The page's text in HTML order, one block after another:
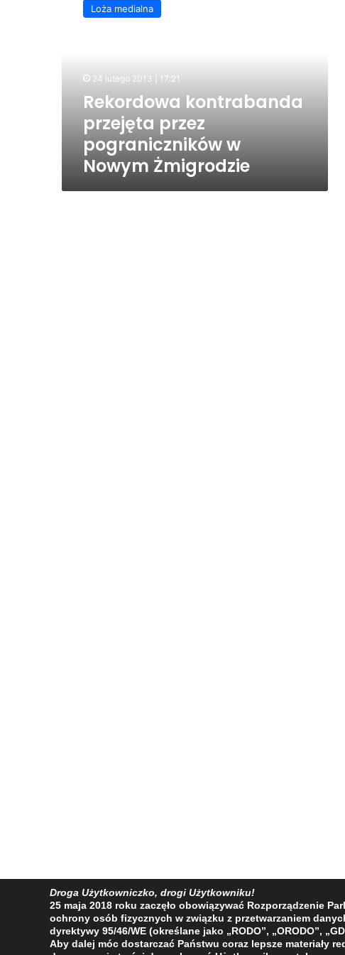
przejęta
Nowym
Loża medialna
24 lutego 2013 | 17:21
Rekordowa kontrabanda
przejęta przez
pograniczników w
Nowym Żmigrodzie
Droga Użytkowniczko, drogi Użytkowniku!
25 maja 2018 roku zaczęło obowiązywać Rozporządzenie
ochrony osób fizycznych w związku z przetwarzaniem
dyrektywy 95/46/WE (określane jako „RODO”, „ORODO”,
Aby dalej móc dostarczać Państwu coraz lepsze materiały